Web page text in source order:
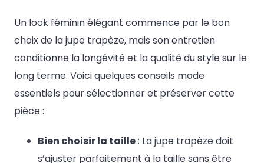
Un look féminin élégant commence par le bon
choix de la jupe trapèze, mais son entretien
conditionne la longévité et la qualité du style sur le
long terme. Voici quelques conseils mode
essentiels pour sélectionner et préserver cette
pièce :
Bien choisir la taille: La jupe trapèze doit
s’ajuster parfaitement à la taille sans être